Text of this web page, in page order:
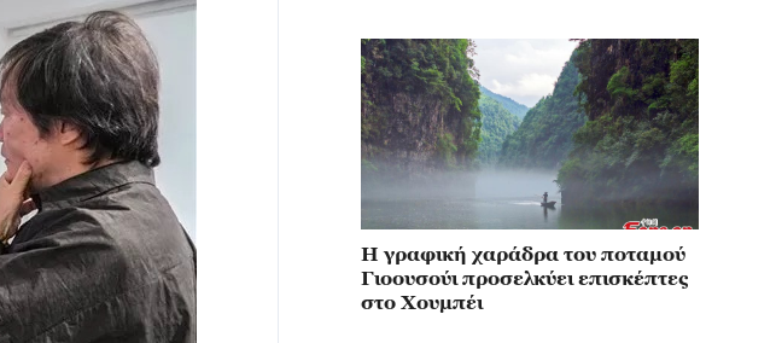
Η γραφική χαράδρα του ποταμού
Γιοουσούι προσελκύει επισκέπτες
στο Χουμπέι